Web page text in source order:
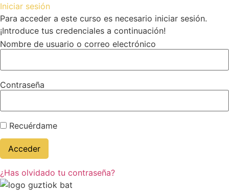
Iniciar sesión
Para acceder a este curso es necesario iniciar sesión.
¡Introduce tus credenciales a continuación!
Nombre de usuario o correo electrónico
Contraseña
Recuérdame
¿Has olvidado tu contraseña?